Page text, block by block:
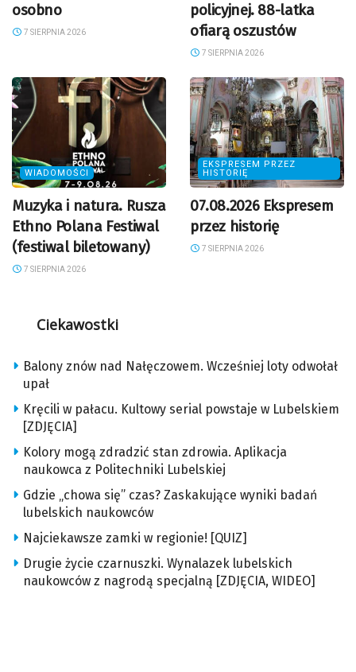
osobno
7 SIERPNIA 2026
policyjnej. 88-latka
ofiarą oszustów
7 SIERPNIA 2026
WIADOMOŚCI
Muzyka i natura. Rusza
Ethno Polana Festiwal
(festiwal biletowany)
7 SIERPNIA 2026
EKSPRESEM PRZEZ
HISTORIĘ
07.08.2026 Ekspresem
przez historię
7 SIERPNIA 2026
Ciekawostki
Balony znów nad Nałęczowem. Wcześniej loty odwołał
upał
Kręcili w pałacu. Kultowy serial powstaje w Lubelskiem
[ZDJĘCIA]
Kolory mogą zdradzić stan zdrowia. Aplikacja
naukowca z Politechniki Lubelskiej
Gdzie „chowa się” czas? Zaskakujące wyniki badań
lubelskich naukowców
Najciekawsze zamki w regionie! [QUIZ]
Drugie życie czarnuszki. Wynalazek lubelskich
naukowców z nagrodą specjalną [ZDJĘCIA, WIDEO]